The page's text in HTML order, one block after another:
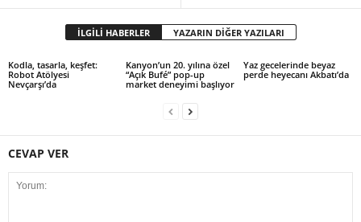
İLGİLİ HABERLER YAZARIN DİĞER YAZILARI
Kodla, tasarla, keşfet:
Robot Atölyesi
Nevçarşı’da
Kanyon’un 20. yılına özel
“Açık Bufé” pop-up
market deneyimi başlıyor
Yaz gecelerinde beyaz
perde heyecanı Akbatı’da
CEVAP VER